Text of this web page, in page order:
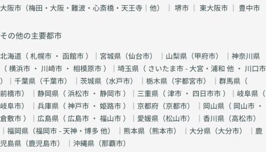
大阪市（梅田・大阪・難波・心斎橋・天王寺｜他） ｜ 堺市 ｜ 東大阪市 ｜ 豊中市
その他の主要都市
北海道（札幌市 ・ 函館市）｜宮城県（仙台市） ｜山梨県（甲府市） ｜神奈川県
（横浜市 ・ 川崎市 ・ 相模原市）｜埼玉県（ さいたま市 - 大宮・浦和 他 ・ 川口市
）｜千葉県（千葉市） ｜茨城県（水戸市） ｜栃木県（宇都宮市） ｜群馬県（
前橋市） ｜静岡県（浜松市 ・ 静岡市）｜三重県（津市 ・ 四日市市）｜岐阜県（
岐阜市） ｜兵庫県（神戸市 ・ 姫路市）｜京都府（京都市） ｜岡山県（ 岡山市 ・
倉敷市）｜広島県（ 広島市 ・ 福山市）｜愛媛県（松山市） ｜香川県（高松市）
｜福岡県（福岡市 - 天神・博多 他） ｜熊本県（熊本市） ｜大分県（大分市） ｜鹿
児島県（鹿児島市） ｜沖縄県（那覇市）